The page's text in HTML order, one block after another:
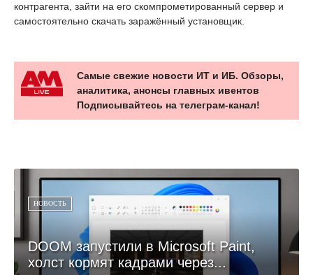
контрагента, зайти на его скомпрометированный сервер и
самостоятельно скачать заражённый установщик.
Самые свежие новости ИТ и ИБ. Обзоры,
аналитика, анонсы главных ивентов
Подписывайтесь на телеграм-канал!
НОВОСТЬ
DOOM запустили в Microsoft Paint,
холст кормят кадрами через...